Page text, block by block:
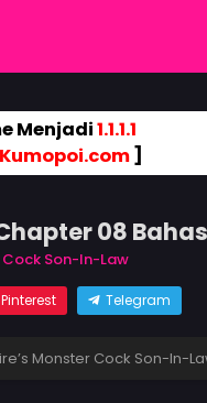
Menjadi1.1.1.1
Kumopoi.com]
08
Cock Son-In-Law
Pinterest Telegram
Monster Cock Son-In-